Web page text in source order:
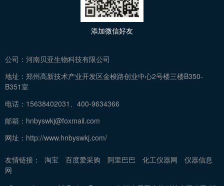
公司： 河南贝亚生物科技有限公司
地址： 郑州高新技术产业开发区金梭路创业中心2号楼三楼B350-
B351室
电话： 15638402031、400-9634366
邮箱： hnbyswkj@foxmail.com
网址： http://www.hnbyswkj.com/
添加微信好友
友情链接： 淘宝 百度爱采购 阿里巴巴 化工仪器网
仪器信息
网